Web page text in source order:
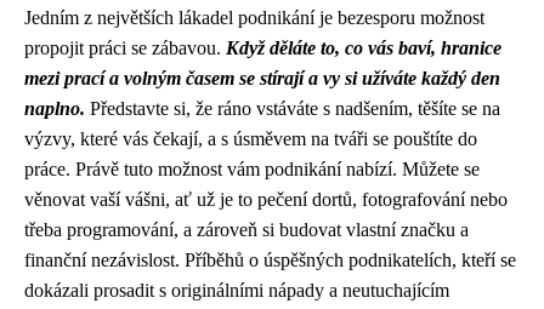
Jedním z největších lákadel podnikání je bezesporu možnost
propojit práci se zábavou. Když děláte to, co vás baví, hranice
mezi prací a volným časem se stírají a vy si užíváte každý den
naplno. Představte si, že ráno vstáváte s nadšením, těšíte se na
výzvy, které vás čekají, a s úsměvem na tváři se pouštíte do
práce. Právě tuto možnost vám podnikání nabízí. Můžete se
věnovat vaší vášni, ať už je to pečení dortů, fotografování nebo
třeba programování, a zároveň si budovat vlastní značku a
finanční nezávislost. Příběhů o úspěšných podnikatelích, kteří se
dokázali prosadit s originálními nápady a neutuchajícím